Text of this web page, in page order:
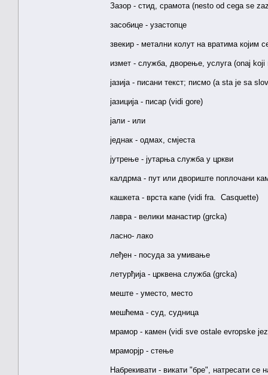
Зазор - стид, срамота (nesto od cega se
засобице - узастопце
звекир - метални колут на вратима којим
измет - служба, дворење, услуга (onaj
јазија - писани текст; писмо (a sta je sa
јазиција - писар (vidi gore)
јали - или
једнак - одмах, смјеста
јутрење - јутарња служба у цркви
калдрма - пут или двориште поплочани
кашкета - врста капе (vidi fra. Casquette)
лавра - велики манастир (grcka)
ласно- лако
леђен - посуда за умивање
летурђија - црквена служба (grcka)
меште - уместо, место
мешћема - суд, судница
мрамор - камен (vidi sve ostale evropske
мраморјр - стење
Набрекивати - викати "бре", натресати се